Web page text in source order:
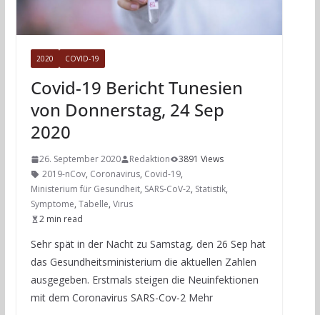
2020 COVID-19
Covid-19 Bericht Tunesien
von Donnerstag, 24 Sep
2020
26. September 2020 Redaktion
3891 Views
2019-nCov, Coronavirus, Covid-19,
Ministerium für Gesundheit, SARS-CoV-2, Statistik,
Symptome, Tabelle, Virus
2 min read
Sehr spät in der Nacht zu Samstag, den 26 Sep hat
das Gesundheitsministerium die aktuellen Zahlen
ausgegeben. Erstmals steigen die Neuinfektionen
mit dem Coronavirus SARS-Cov-2 Mehr